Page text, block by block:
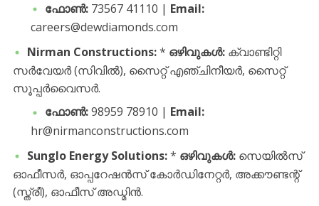
ഫോൺ:73567 41110 | Email:
careers@dewdiamonds.com
Nirman Constructions:* ഒഴിവുകൾ:ക്വാണ്ടിറ്റി
സർവേയർ (സിവിൽ), സൈറ്റ് എഞ്ചിനീയർ, സൈറ്റ്
സൂപ്പർവൈസർ.
ഫോൺ:98959 78910 | Email:
hr@nirmanconstructions.com
Sunglo Energy Solutions:* ഒഴിവുകൾ:സെയിൽസ്
ഓഫീസർ, ഓപ്പറേഷൻസ് കോർഡിനേറ്റർ, അക്കൗണ്ടന്റ്
(സ്ത്രീ), ഓഫീസ് അഡ്മിൻ.